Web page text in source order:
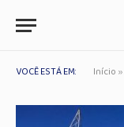
VOCÊ ESTÁ EM: Início »